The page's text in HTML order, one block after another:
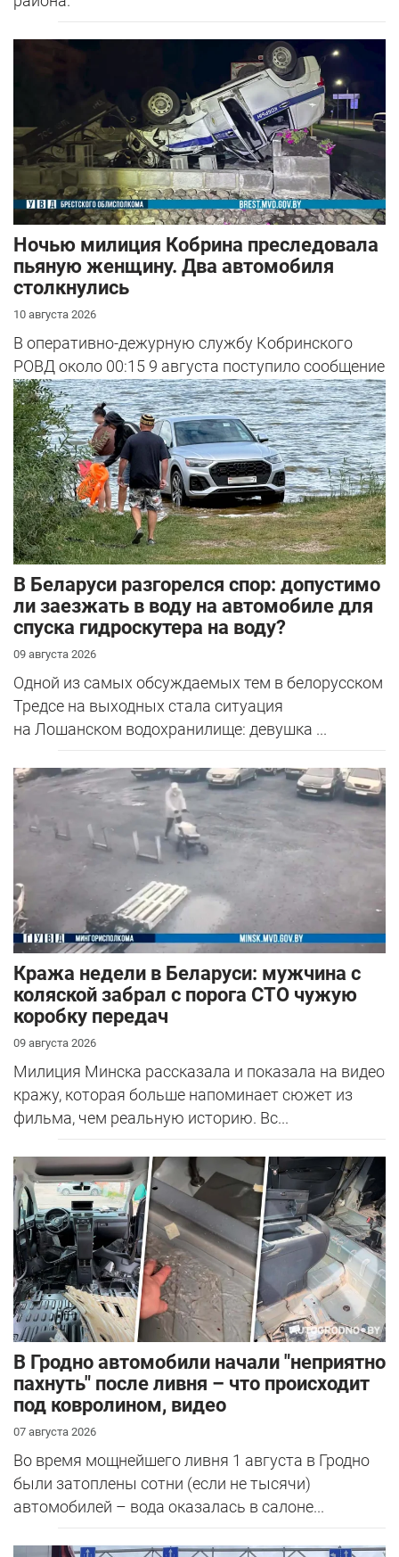
Ночью милиция Кобрина преследовала
пьяную женщину. Два автомобиля
столкнулись
10 августа 2026
В оперативно-дежурную службу Кобринского
РОВД около 00:15 9 августа поступило сообщение
о нарушителе.
В Беларуси разгорелся спор: допустимо
ли заезжать в воду на автомобиле для
спуска гидроскутера на воду?
09 августа 2026
Одной из самых обсуждаемых тем в белорусском
Тредсе на выходных стала ситуация
на Лошанском водохранилище: девушка ...
Кража недели в Беларуси: мужчина с
коляской забрал с порога СТО чужую
коробку передач
09 августа 2026
Милиция Минска рассказала и показала на видео
кражу, которая больше напоминает сюжет из
фильма, чем реальную историю. Вс...
В Гродно автомобили начали "неприятно
пахнуть" после ливня – что происходит
под ковролином, видео
07 августа 2026
Во время мощнейшего ливня 1 августа в Гродно
были затоплены сотни (если не тысячи)
автомобилей – вода оказалась в салоне...